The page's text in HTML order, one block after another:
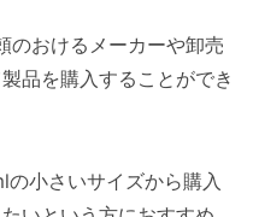
おけるメーカーや卸売
品を購入することができ
小さいサイズから購入